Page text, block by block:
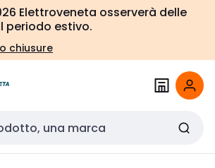
Elettroveneta osserverà delle
periodo estivo.
chiusure